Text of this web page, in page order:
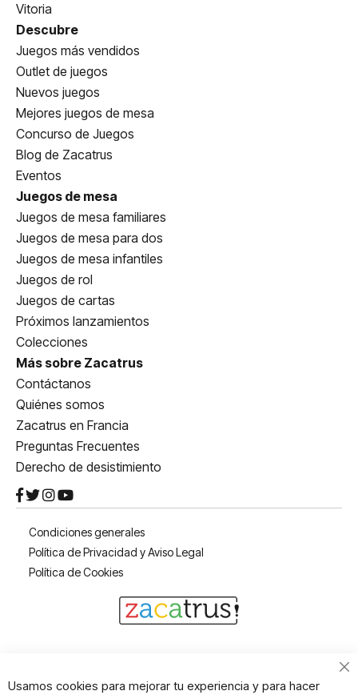
Vitoria
Descubre
Juegos más vendidos
Outlet de juegos
Nuevos juegos
Mejores juegos de mesa
Concurso de Juegos
Blog de Zacatrus
Eventos
Juegos de mesa
Juegos de mesa familiares
Juegos de mesa para dos
Juegos de mesa infantiles
Juegos de rol
Juegos de cartas
Próximos lanzamientos
Colecciones
Más sobre Zacatrus
Contáctanos
Quiénes somos
Zacatrus en Francia
Preguntas Frecuentes
Derecho de desistimiento
Condiciones generales
Política de Privacidad y Aviso Legal
Política de Cookies
Usamos cookies para mejorar tu experiencia y para hacer